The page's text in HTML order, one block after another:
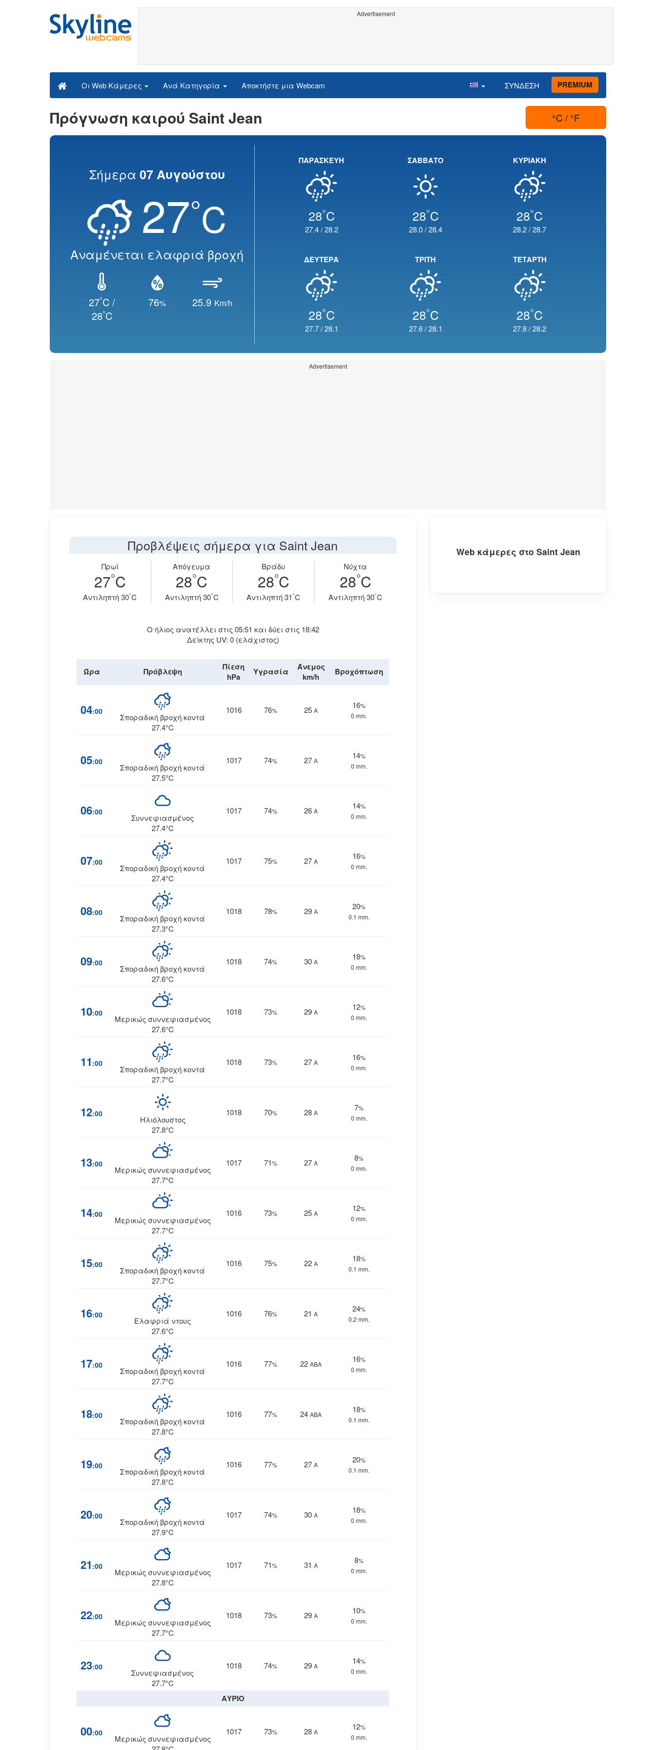
Advertisement
Οι Web Κάμερες Ανά Κατηγορία Αποκτήστε μια Webcam ΣΥΝΔΕΣΗ PREMIUM
Πρόγνωση καιρού Saint Jean °C / °F
Σήμερα 07 Αυγούστου
27°C
Αναμένεται ελαφριά βροχή
27°C /
28°C
76% 25.9 Km/h
ΠΑΡΑΣΚΕΥΗ
28°C
27.4/28.2
ΣΑΒΒΑΤΟ
28°C
28.0/28.4
ΚΥΡΙΑΚΗ
28°C
28.2/28.7
ΔΕΥΤΕΡΑ
28°C
27.7/28.1
ΤΡΙΤΗ
28°C
27.6/28.1
ΤΕΤΑΡΤΗ
28°C
27.8/28.2
Advertisement
Προβλέψεις σήμερα για Saint Jean
Πρωί
27°C
Aντιληπτή 30°C
Απόγευμα
28°C
Aντιληπτή 30°C
Βράδυ
28°C
Aντιληπτή 31°C
Νύχτα
28°C
Aντιληπτή 30°C
Ο ήλιος ανατέλλει στις 05:51 και δύει στις 18:42
Δείκτης UV: 0 (ελάχιστος)
Ώρα Πρόβλεψη
Πίεση
hPa
Υγρασία
Άνεμος
km/h
Βροχόπτωση
04:00
Σποραδική βροχή κοντά
27.4°C
1016 76% 25 Α
16%
0 mm.
05:00
Σποραδική βροχή κοντά
27.5°C
1017 74% 27 Α
14%
0 mm.
06:00
Συννεφιασμένος
27.4°C
1017 74% 26 Α
14%
0 mm.
07:00
Σποραδική βροχή κοντά
27.4°C
1017 75% 27 Α
16%
0 mm.
08:00
Σποραδική βροχή κοντά
27.3°C
1018 78% 29 Α
20%
0.1 mm.
09:00
Σποραδική βροχή κοντά
27.6°C
1018 74% 30 Α
18%
0 mm.
10:00
Μερικώς συννεφιασμένος
27.6°C
1018 73% 29 Α
12%
0 mm.
11 :00
Σποραδική βροχή κοντά
27.7°C
1018 73% 27 Α
16%
0 mm.
12:00
Ηλιόλουστος
27.8°C
1018 70% 28 Α
7%
0 mm.
13:00
Μερικώς συννεφιασμένος
27.7°C
1017 71% 27 Α
8%
0 mm.
14:00
Μερικώς συννεφιασμένος
27.7°C
1016 73% 25 Α
12%
0 mm.
15:00
Σποραδική βροχή κοντά
27.7°C
1016 75% 22 Α
18%
0.1 mm.
16:00
Ελαφριά ντους
27.6°C
1016 76% 21 Α
24%
0.2 mm.
17:00
Σποραδική βροχή κοντά
27.7°C
1016 77% 22 ΑΒΑ
16%
0 mm.
18:00
Σποραδική βροχή κοντά
27.8°C
1016 77% 24 ΑΒΑ
18%
0.1 mm.
19:00
Σποραδική βροχή κοντά
27.8°C
1016 77% 27 Α
20%
0.1 mm.
20:00
Σποραδική βροχή κοντά
27.9°C
1017 74% 30 Α
18%
0 mm.
21 :00
Μερικώς συννεφιασμένος
27.8°C
1017 71% 31 Α
8%
0 mm.
22:00
Μερικώς συννεφιασμένος
27.7°C
1018 73% 29 Α
10%
0 mm.
23:00
Συννεφιασμένος
27.7°C
1018 74% 29 Α
14%
0 mm.
ΑΥΡΙΟ
00:00
Μερικώς συννεφιασμένος
1017 73% 28 Α
12%
0 mm.
Web κάμερες στο Saint Jean